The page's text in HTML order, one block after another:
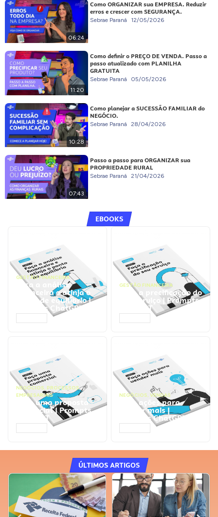
06:24
Como ORGANIZAR sua EMPRESA. Reduzir
erros e crescer com SEGURANÇA.
Sebrae Paraná 12/05/2026
11:20
Como definir o PREÇO DE VENDA. Passo a
passo atualizado com PLANILHA
GRATUITA
Sebrae Paraná 05/05/2026
10:28
Como planejar a SUCESSÃO FAMILIAR do
NEGÓCIO.
Sebrae Paraná 28/04/2026
07:43
Passo a passo para ORGANIZAR sua
PROPRIEDADE RURAL
Sebrae Paraná 21/04/2026
EBOOKS
GESTÃO FINANCEIRA
Faça a análise
financeira e atinja o
ponto de equilíbrio |
Prompts ChatGPT
GESTÃO FINANCEIRA
Faça a precificação do
seu serviço | Prompts
ChatGPT
NEGÓCIOS, PROCESSOS
EMPRESARIAIS
Faça uma proposta
comercial | Prompts
ChatGPT
NEGÓCIOS, VENDAS
Faça ações para
vender mais |
Prompts ChatGPT
ÚLTIMOS ARTIGOS